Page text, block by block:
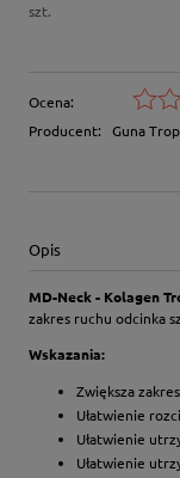
szt.
Ocena:
Producent:
Guna
Opis
MD-Neck - Kolagen
zakres ruchu odcinka
Wskazania:
Zwiększa
Ułatwienie
Ułatwienie
Ułatwienie